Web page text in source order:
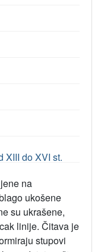
XIII do XVI st.
na
ukošene
su ukrašene,
linije. Čitava je
stupovi